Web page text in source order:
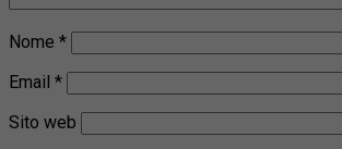
Nome *
Email *
Sito web